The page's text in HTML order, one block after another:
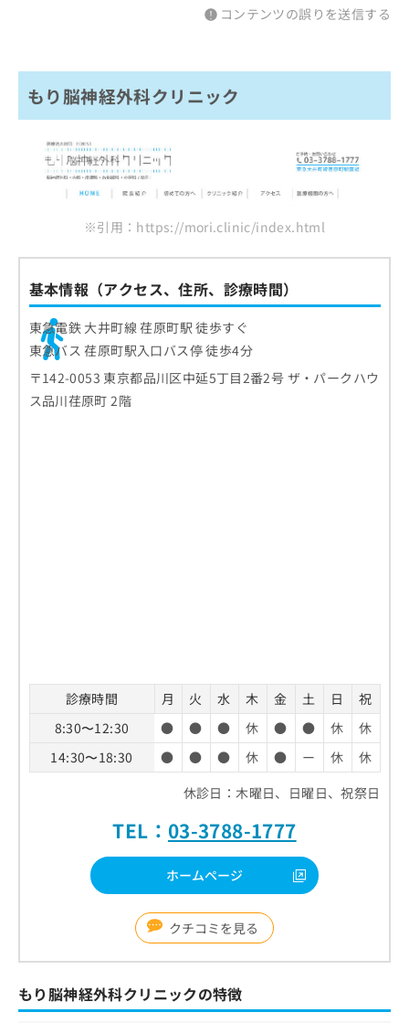
コンテンツの誤りを送信する
もり脳神経外科クリニック
※引用：https://mori.clinic/index.html
基本情報（アクセス、住所、診療時間）
東急電鉄 大井町線 荏原町駅 徒歩すぐ
東急バス 荏原町駅入口バス停 徒歩4分
〒142-0053 東京都品川区中延5丁目2番2号 ザ・パークハウ
ス品川荏原町 2階
診療時間 月 火 水 木 金 土 日
祝
8:30〜12:30
● ● ● 休 ● ● 休
休
14:30〜18:30
● ● ● 休 ● ー 休
休
休診日：木曜日、日曜日、祝祭日
TEL： 03-3788-1777
ホームページ
クチコミを見る
もり脳神経外科クリニックの特徴